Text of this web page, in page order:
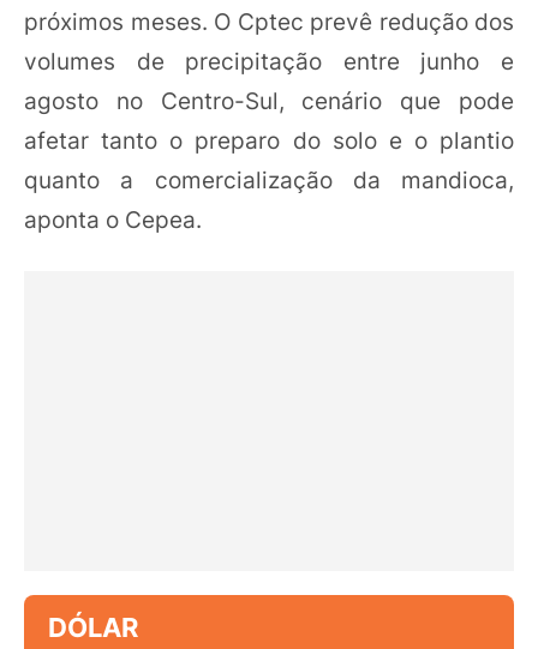
próximos meses. O Cptec prevê redução dos
volumes de precipitação entre junho e
agosto no Centro-Sul, cenário que pode
afetar tanto o preparo do solo e o plantio
quanto a comercialização da mandioca,
aponta o Cepea.
DÓLAR